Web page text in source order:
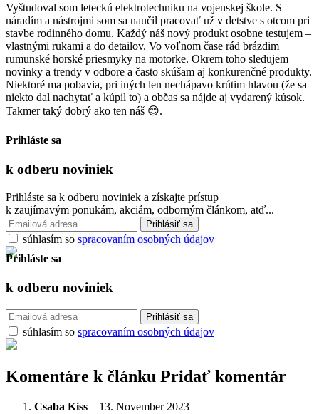
Vyštudoval som leteckú elektrotechniku na vojenskej škole. S
náradím a nástrojmi som sa naučil pracovať už v detstve s otcom pri
stavbe rodinného domu. Každý náš nový produkt osobne testujem –
vlastnými rukami a do detailov. Vo voľnom čase rád brázdim
rumunské horské priesmyky na motorke. Okrem toho sledujem
novinky a trendy v odbore a často skúšam aj konkurenčné produkty.
Niektoré ma pobavia, pri iných len nechápavo krútim hlavou (že sa
niekto dal nachytať a kúpil to) a občas sa nájde aj vydarený kúsok.
Takmer taký dobrý ako ten náš 😊.
Prihláste sa
k odberu noviniek
Prihláste sa k odberu noviniek a získajte prístup
k zaujímavým ponukám, akciám, odborným článkom, atď...
súhlasím so spracovaním osobných údajov
Prihláste sa
k odberu noviniek
súhlasím so spracovaním osobných údajov
Komentáre k článku Pridať komentár
Csaba Kiss – 13. November 2023